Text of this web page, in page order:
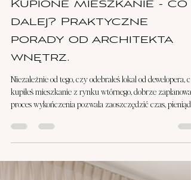
Karolina Harold
PORADY ARCHITEKTA WNĘTRZ
Kupione mieszkanie - co
dalej? Praktyczne
porady od architekta
wnętrz.
Niezależnie od tego, czy odebrałeś lokal od dewelopera,
kupiłeś mieszkanie z rynku wtórnego, dobrze
i nerwy, a przede wszystkim – stworzyć wnętrze